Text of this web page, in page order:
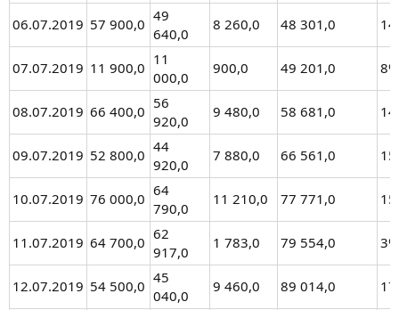
06.07.2019 57 900,0 49
640,0
8 260,0 48 301,0
07.07.2019 11 900,0 11
000,0
900,0 49 201,0 8%
08.07.2019 66 400,0 56
920,0
9 480,0 58 681,0
09.07.2019 52 800,0 44
920,0
7 880,0 66 561,0
10.07.2019 76 000,0 64
790,0
11 210,0 77 771,0
11.07.2019 64 700,0 62
917,0
1 783,0 79 554,0 3%
12.07.2019 54 500,0 45
040,0
9 460,0 89 014,0